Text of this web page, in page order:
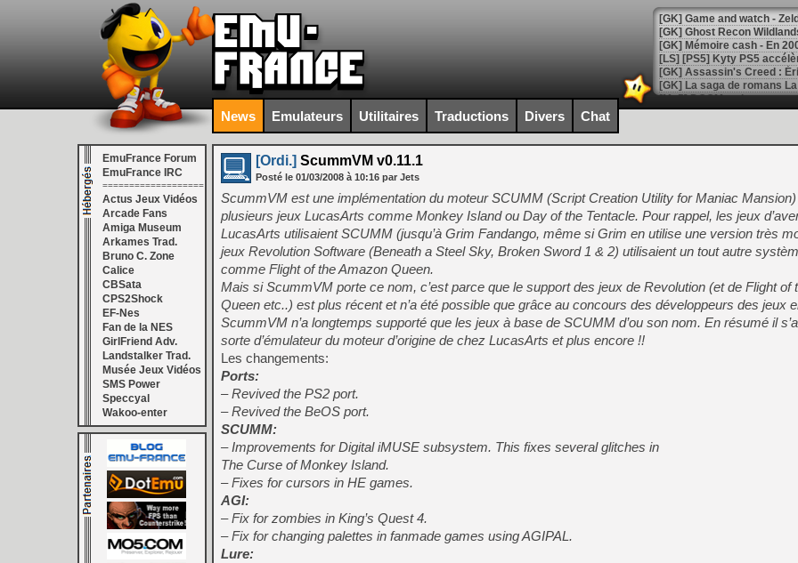
[Mo5] DOOM arrive en
[GK] Bethesda fête les 30
[GK] Roblox : l'action en
[GK] Agenda - GeForce
[GK] Devolver Digital en a
[LS] [PS5] ps5-y2jb-
[GK] Pourquoi Marvel
[GK] Test : Restory : Chill
[GK] GTA 6 : Rockstar
[GK] Hot Wheels Infinite
[GK] Mémoire cash -
[GK] Résultats Nintendo :
[GK] Déjà des
[Mo5] Brickboy cherche à
[GK] Minecraft et ses «
[GK] Beast of
[GK] Ubisoft : fin de partie
[GK] Mémoire cash -
[GK] Dan Houser (GTA)
[GK] Comment EA Sports
[GK] Crimson Moon : un
[GK] Isle of Reveries : le
[GK] Moonlighter 2 : The
[GK] Capcom relance
News Emulateurs Utilitaires Traductions Divers Chat
EmuFrance Forum
EmuFrance IRC
===================
Actus Jeux Vidéos
Arcade Fans
Amiga Museum
Arkames Trad.
Bruno C. Zone
Calice
CBSata
CPS2Shock
EF-Nes
Fan de la NES
GirlFriend Adv.
Landstalker Trad.
Musée Jeux Vidéos
SMS Power
Speccyal
Wakoo-enter
[Ordi.] ScummVM v0.11.1
Posté le 01/03/2008 à 10:16 par Jets
ScummVM est une implémentation du moteur SCUMM (Script Creation Utility for Maniac
plusieurs jeux LucasArts comme Monkey Island ou Day of the Tentacle. Pour rappel, les jeux
LucasArts utilisaient SCUMM (jusqu’à Grim Fandango, même si Grim en utilise une version très
jeux Revolution Software (Beneath a Steel Sky, Broken Sword 1 & 2) utilisaient un tout autre
comme Flight of the Amazon Queen.
Mais si ScummVM porte ce nom, c’est parce que le support des jeux de Revolution (et de Flight of
Queen etc..) est plus récent et n’a été possible que grâce au concours des développeurs des jeux
ScummVM n’a longtemps supporté que les jeux à base de SCUMM d’ou son nom. En résumé il
sorte d’émulateur du moteur d’origine de chez LucasArts et plus encore !!
Les changements:
Ports:
– Revived the PS2 port.
– Revived the BeOS port.
SCUMM:
– Improvements for Digital iMUSE subsystem. This fixes several glitches in
The Curse of Monkey Island.
– Fixes for cursors in HE games.
AGI:
– Fix for zombies in King’s Quest 4.
– Fix for changing palettes in fanmade games using AGIPAL.
Lure: